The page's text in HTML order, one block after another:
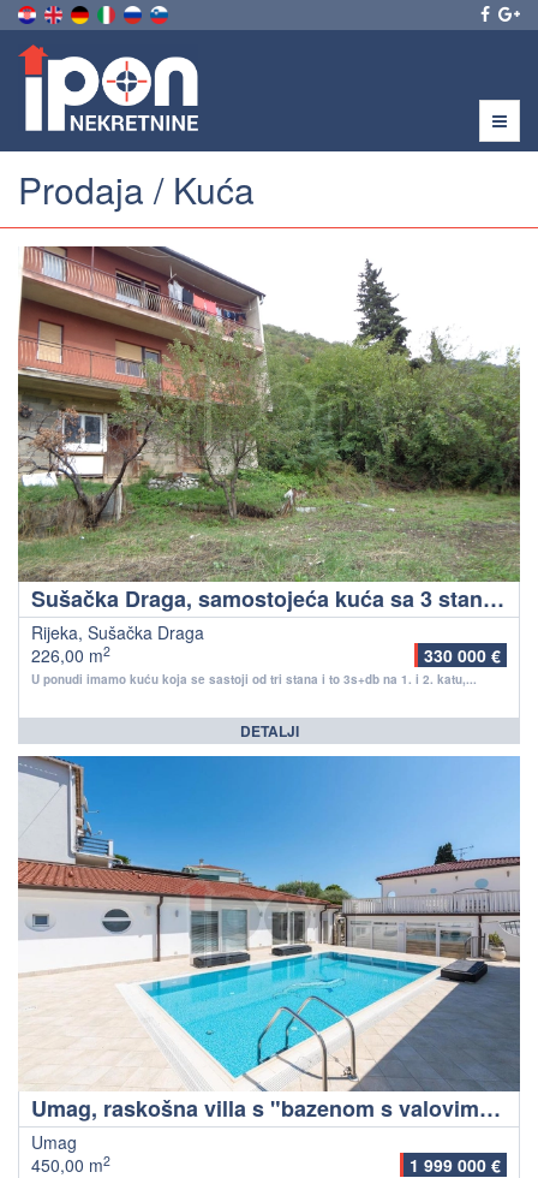
Menu
Prodaja / Kuća
Sušačka Draga, samostojeća kuća sa 3 stana i garaža
Rijeka, Sušačka Draga
226,00 m2 330 000 €
U ponudi imamo kuću koja se sastoji od tri stana i to 3s+db na 1. i 2. katu,...
DETALJI
Umag, raskošna villa s "bazenom s valovima", 1. red do mora
Umag
450,00 m2 1 999 000 €